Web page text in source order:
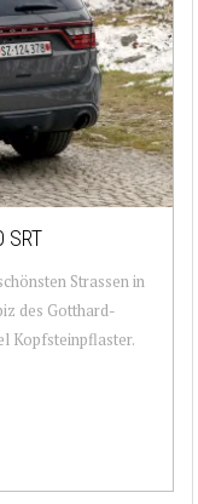
SRT
Strassen in
des Gotthard-
Kopfsteinpflaster.